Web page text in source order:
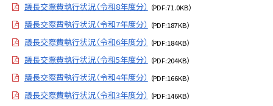
議長交際費執行状況（令和8年度分） （PDF:71.0KB）
議長交際費執行状況（令和7年度分） （PDF:187KB）
議長交際費執行状況（令和6年度分） （PDF:184KB）
議長交際費執行状況（令和5年度分） （PDF:204KB）
議長交際費執行状況（令和4年度分） （PDF:166KB）
議長交際費執行状況（令和3年度分） （PDF:146KB）